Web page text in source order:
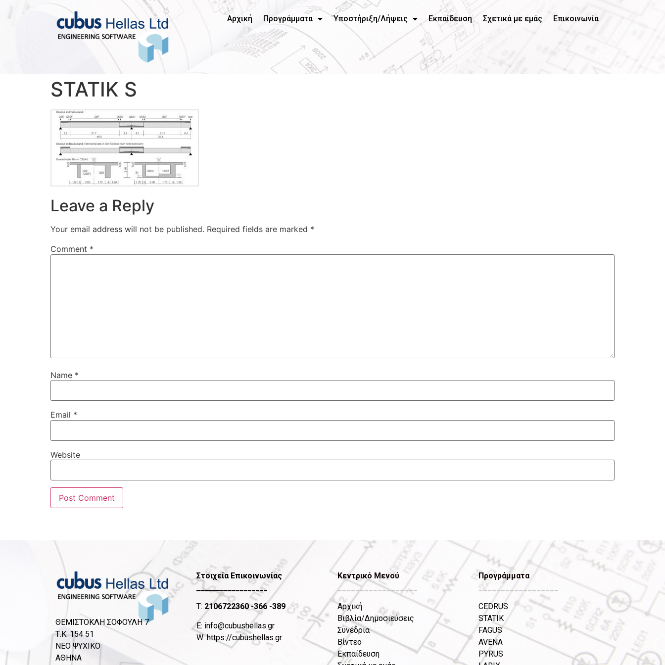
Αρχική Προγράμματα Υποστήριξη/Λήψεις Εκπαίδευση Σχετικά με εμάς Επικοινωνία
STATIK S
Leave a Reply
Your email address will not be published. Required fields are marked *
Comment *
Name *
Email *
Website
ΘΕΜΙΣΤΟΚΛΗ ΣΟΦΟΥΛΗ 7
Τ.Κ. 154 51
ΝΕΟ ΨΥΧΙΚΟ
ΑΘΗΝΑ
Στοιχεία Επικοινωνίας
__________________
T: 2106722360-366 -389
Ε: info@cubushellas.gr
W:https://cubushellas.gr
Κεντρικό Μενού
__________________
Αρχική
Βιβλία/Δημοσιεύσεις
Συνέδρια
Βίντεο
Εκπαίδευση
Προγράμματα
__________________
CEDRUS
STATIK
FAGUS
AVENA
PYRUS